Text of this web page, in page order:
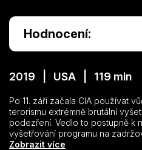
Hodnocení:
2019 | USA | 119 min
Po 11. září začala CIA používat
terorismu extrémně brutální
podezření. Vedlo to postupně k
vyšetřování programu na
hrdina amerického dramatu,
Zobrazit více